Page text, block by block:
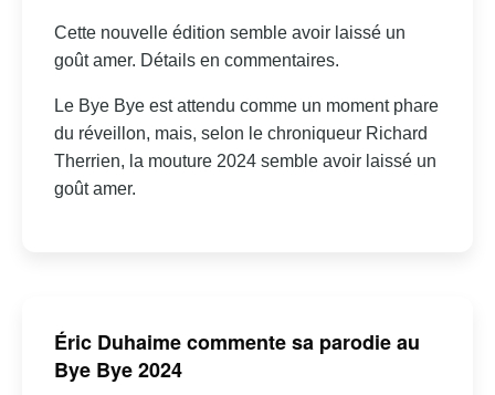
Cette nouvelle édition semble avoir laissé un
goût amer. Détails en commentaires.
Le Bye Bye est attendu comme un moment phare
du réveillon, mais, selon le chroniqueur Richard
Therrien, la mouture 2024 semble avoir laissé un
goût amer.
Éric Duhaime commente sa parodie au
Bye Bye 2024